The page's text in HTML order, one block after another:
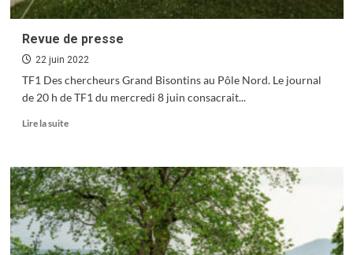
Revue de presse
22 juin 2022
TF1 Des chercheurs Grand Bisontins au Pôle Nord. Le journal
de 20 h de TF1 du mercredi 8 juin consacrait...
Lire la suiteEn
sur
Revue
de
presse